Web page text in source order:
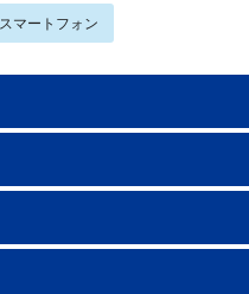
スマートフォン